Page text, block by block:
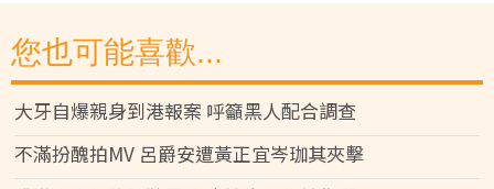
您也可能喜歡...
大牙自爆親身到港報案 呼籲黑人配合調查
不滿扮醜拍MV 呂爵安遭黃正宜岑珈其夾擊